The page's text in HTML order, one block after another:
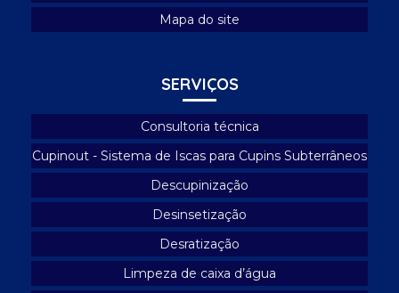
Empresa de limpeza caixa d'água
Empresas que fazem descupinização
Especialista controle de pragas
Higienização de caixa d'água
Limpeza de caixa d'água condomínio
Limpeza de caixa d'água de prédio
Limpeza de caixa d'água profissional
Mapa do site
SERVIÇOS
Consultoria técnica
Cupinout - Sistema de Iscas para Cupins Subterrâneos
Descupinização
Desinsetização
Desratização
Limpeza de caixa d’água